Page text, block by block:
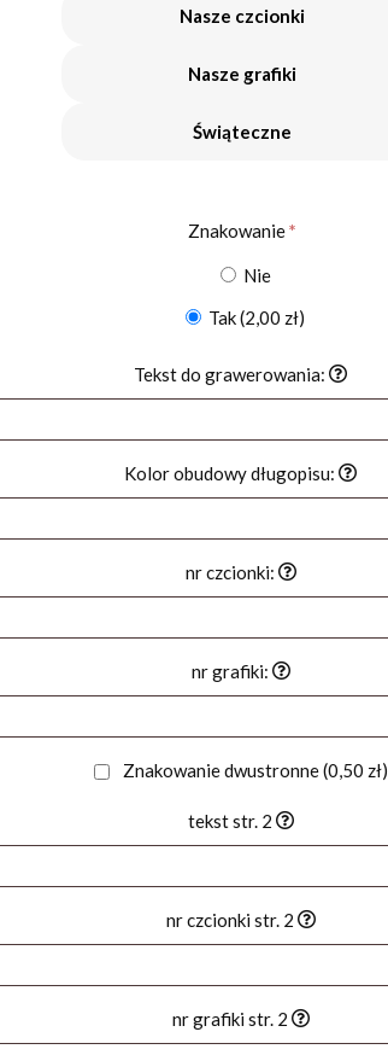
Nasze czcionki
Nasze grafiki
Świąteczne
Znakowanie*
Nie
Tak(2,00 zł)
Tekst do grawerowania:
Kolor obudowy długopisu:
nr czcionki:
nr grafiki:
Znakowanie dwustronne(0,50 zł)
tekst str. 2
nr czcionki str. 2
nr grafiki str. 2